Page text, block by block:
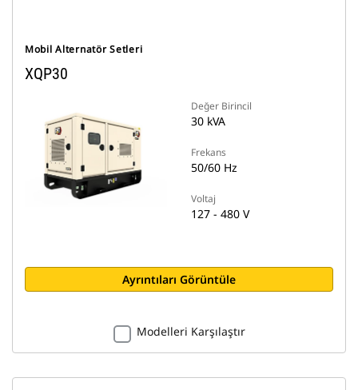
Mobil Alternatör Setleri
XQP30
Değer Birincil
30 kVA
Frekans
50/60 Hz
Voltaj
127 - 480 V
Ayrıntıları Görüntüle
Modelleri Karşılaştır